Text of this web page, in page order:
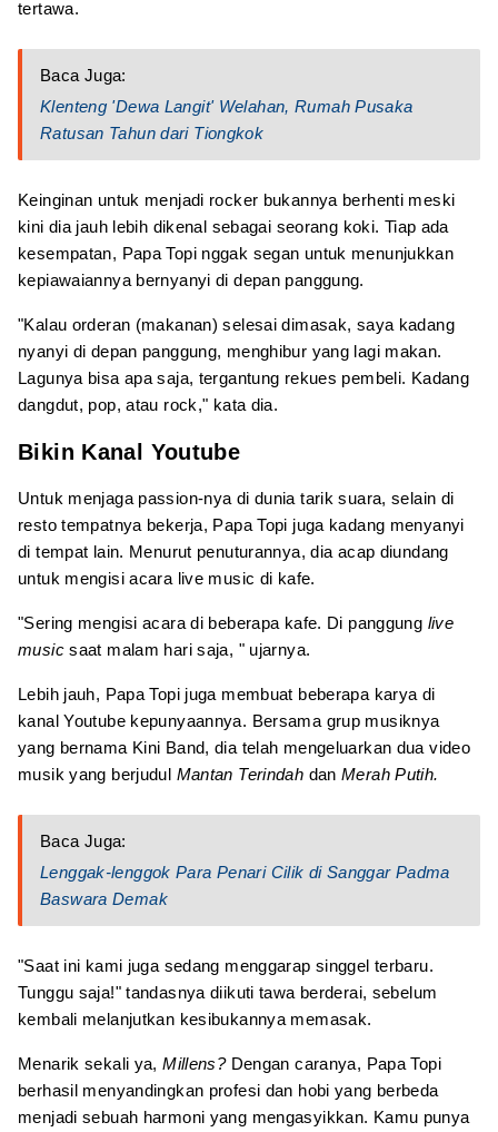
tertawa.
Baca Juga:
Klenteng 'Dewa Langit' Welahan, Rumah Pusaka
Ratusan Tahun dari Tiongkok
Keinginan untuk menjadi rocker bukannya berhenti meski
kini dia jauh lebih dikenal sebagai seorang koki. Tiap ada
kesempatan, Papa Topi nggak segan untuk menunjukkan
kepiawaiannya bernyanyi di depan panggung.
"Kalau orderan (makanan) selesai dimasak, saya kadang
nyanyi di depan panggung, menghibur yang lagi makan.
Lagunya bisa apa saja, tergantung rekues pembeli. Kadang
dangdut, pop, atau rock," kata dia.
Bikin Kanal Youtube
Untuk menjaga passion-nya di dunia tarik suara, selain di
resto tempatnya bekerja, Papa Topi juga kadang menyanyi
di tempat lain. Menurut penuturannya, dia acap diundang
untuk mengisi acara live music di kafe.
"Sering mengisi acara di beberapa kafe. Di panggung live
musicsaat malam hari saja, " ujarnya.
Lebih jauh, Papa Topi juga membuat beberapa karya di
kanal Youtube kepunyaannya. Bersama grup musiknya
yang bernama Kini Band, dia telah mengeluarkan dua video
musik yang berjudul Mantan Terindah dan Merah Putih.
Baca Juga:
Lenggak-lenggok Para Penari Cilik di Sanggar Padma
Baswara Demak
"Saat ini kami juga sedang menggarap singgel terbaru.
Tunggu saja!" tandasnya diikuti tawa berderai, sebelum
kembali melanjutkan kesibukannya memasak.
Menarik sekali ya,Millens? Dengan caranya, Papa Topi
berhasil menyandingkan profesi dan hobi yang berbeda
menjadi sebuah harmoni yang mengasyikkan. Kamu punya